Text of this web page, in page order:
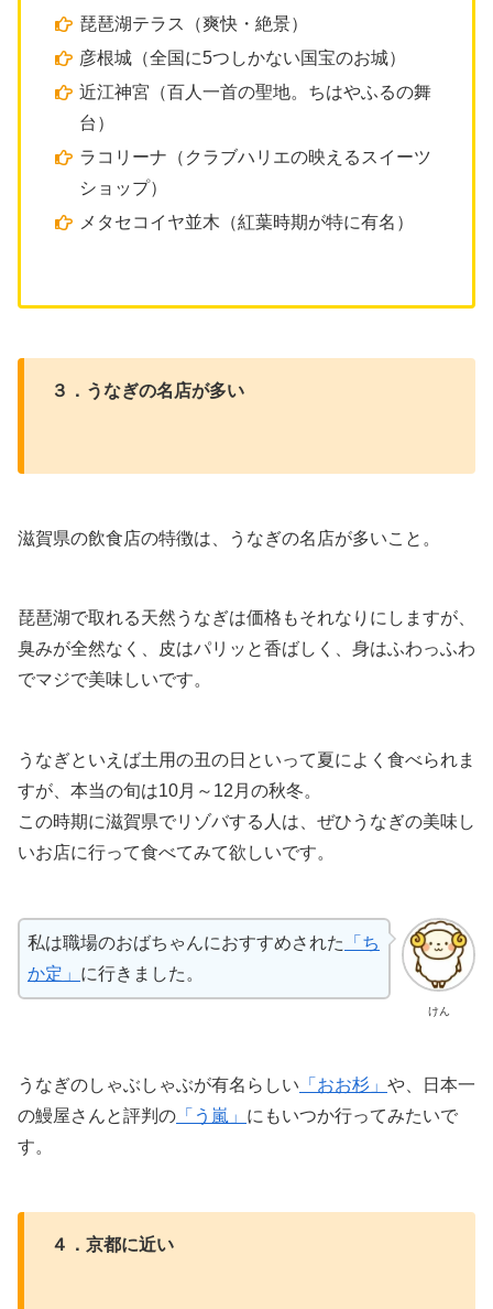
琵琶湖テラス（爽快・絶景）
彦根城（全国に5つしかない国宝のお城）
近江神宮（百人一首の聖地。ちはやふるの舞
台）
ラコリーナ（クラブハリエの映えるスイーツ
ショップ）
メタセコイヤ並木（紅葉時期が特に有名）
３．うなぎの名店が多い
滋賀県の飲食店の特徴は、うなぎの名店が多いこと。
琵琶湖で取れる天然うなぎは価格もそれなりにしますが、
臭みが全然なく、皮はパリッと香ばしく、身はふわっふわ
でマジで美味しいです。
うなぎといえば土用の丑の日といって夏によく食べられま
すが、本当の旬は10月～12月の秋冬。
この時期に滋賀県でリゾバする人は、ぜひうなぎの美味し
いお店に行って食べてみて欲しいです。
けん
私は職場のおばちゃんにおすすめされた
「ち
か定」 に行きました。
うなぎのしゃぶしゃぶが有名らしい 「おお杉」 や、日本一
の鰻屋さんと評判の 「う嵐」 にもいつか行ってみたいで
す。
４．京都に近い